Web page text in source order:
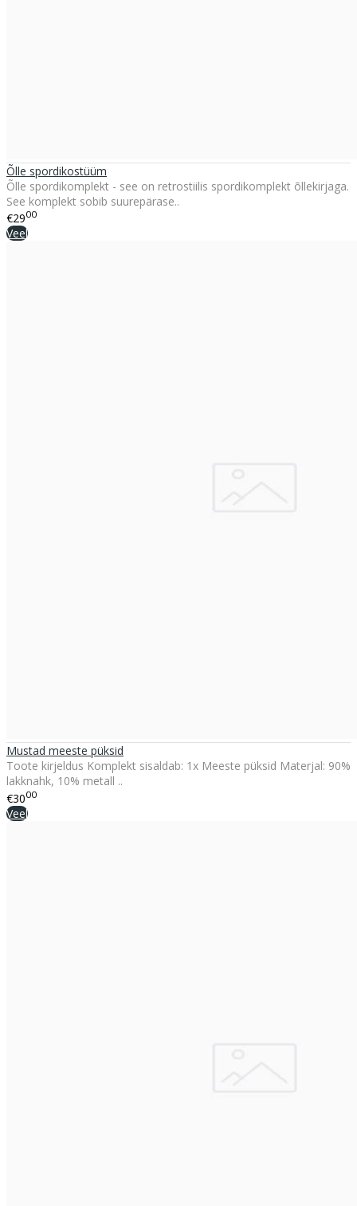
Õlle spordikostüüm
Õlle spordikomplekt - see on retrostiilis spordikomplekt õllekirjaga.
See komplekt sobib suurepärase..
€2900
Veel
Mustad meeste püksid
Toote kirjeldus Komplekt sisaldab: 1x Meeste püksid Materjal: 90%
lakknahk, 10% metall ..
€3000
Veel